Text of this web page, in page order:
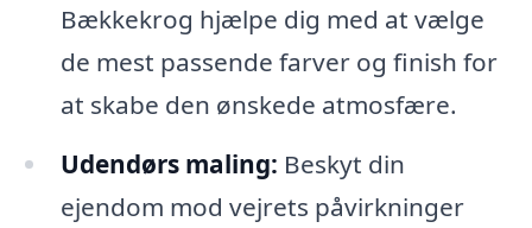
Bækkekrog hjælpe dig med at vælge
de mest passende farver og finish for
at skabe den ønskede atmosfære.
Udendørs maling: Beskyt din
ejendom mod vejrets påvirkninger